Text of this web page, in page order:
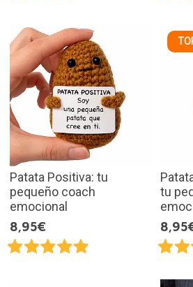
Patata Positiva: tu
pequeño coach
emocional
8,95€
tu